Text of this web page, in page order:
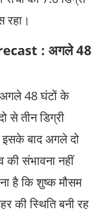
रहा।
: अगले 48
अगले 48 घंटों के
से तीन डिग्री
बाद अगले दो
की संभावना नहीं
है कि शुष्क मौसम
की स्थिति बनी रह